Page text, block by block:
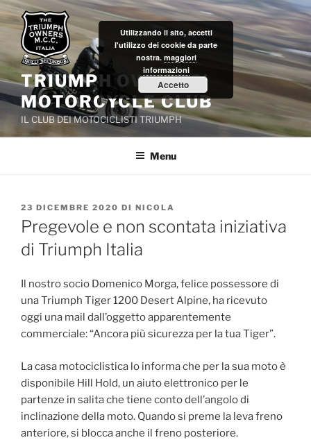
Salta
al
contenuto
TRIUMPH OWNERS'
MOTORCYCLE CLUB
IL CLUB DEI MOTOCICLISTI TRIUMPH
Menu
PUBBLICATO
IL
23 DICEMBRE 2020 DI NICOLA
Pregevole e non scontata iniziativa
di Triumph Italia
Il nostro socio Domenico Morga, felice possessore di
una Triumph Tiger 1200 Desert Alpine, ha ricevuto
oggi una mail dall’oggetto apparentemente
commerciale: “Ancora più sicurezza per la tua Tiger”.
La casa motociclistica lo informa che per la sua moto è
disponibile Hill Hold, un aiuto elettronico per le
partenze in salita che tiene conto dell’angolo di
inclinazione della moto. Quando si preme la leva freno
anteriore, si blocca anche il freno posteriore.
Utilizzando il sito, accetti
l'utilizzo dei cookie da parte
nostra. maggiori
informazioni
Accetto